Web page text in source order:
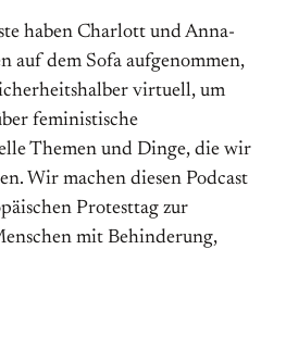
haben Charlott und Anna-
auf dem Sofa aufgenommen,
virtuell, um
feministische
Themen und Dinge, die wir
Wir machen diesen Podcast
Protesttag zur
mit Behinderung,